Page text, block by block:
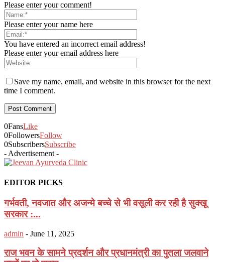
Please enter your comment!
Please enter your name here
You have entered an incorrect email address!
Please enter your email address here
Save my name, email, and website in this browser for the next
time I comment.
0FansLike
0FollowersFollow
0SubscribersSubscribe
- Advertisement -
EDITOR PICKS
गर्भवती, नवजात और अजन्मे बच्चे से भी वसूली कर रही है सुक्खू
सरकार :...
admin - June 11, 2025
राज भवन के सामने प्रदर्शन और प्रधानमंत्री का पुतला जलवाने